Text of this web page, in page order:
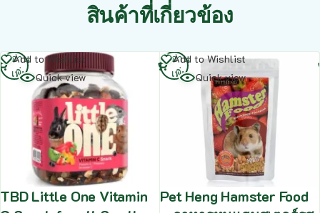
สินค้าที่เกี่ยวข้อง
Add to Wishlist
Quick view
TBD Little One Vitamin
อ่าน
เพิ่ม
Add to Wishlist
Quick view
Pet Heng Hamster Food
อ่าน
เพิ่ม